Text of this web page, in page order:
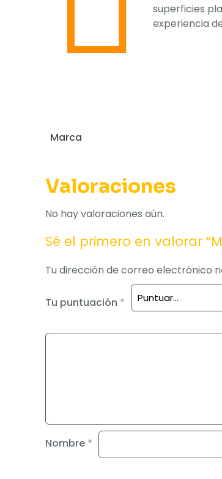
superficies
experiencia
Marca
Valoraciones
No hay valoraciones aún.
Sé el primero en valorar
Tu dirección de correo electrónico
Tu puntuación *
Nombre *